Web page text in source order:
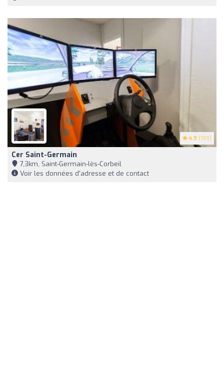
4.9 (199)
Cer Saint-Germain
7,3km, Saint-Germain-lès-Corbeil
Voir les données d'adresse et de contact